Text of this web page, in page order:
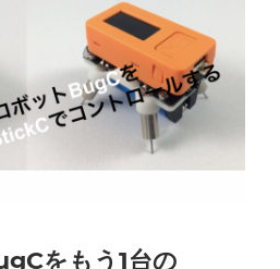
をもう1台の